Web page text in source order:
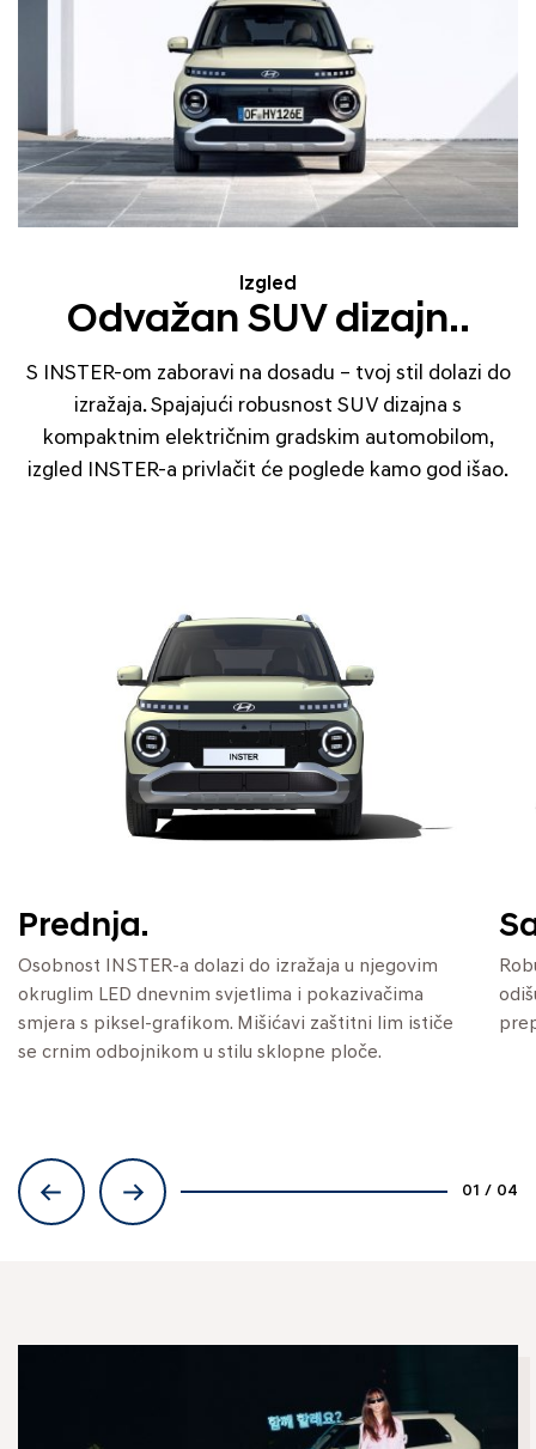
Izgled
Odvažan SUV dizajn..
S INSTER-om zaboravi na dosadu – tvoj stil dolazi do
izražaja. Spajajući robusnost SUV dizajna s
kompaktnim električnim gradskim automobilom,
izgled INSTER-a privlačit će poglede kamo god išao.
Prednja.
Osobnost INSTER-a dolazi do izražaja u njegovim
okruglim LED dnevnim svjetlima i pokazivačima
smjera s piksel-grafikom. Mišićavi zaštitni lim ističe
se crnim odbojnikom u stilu sklopne ploče.
01 / 04